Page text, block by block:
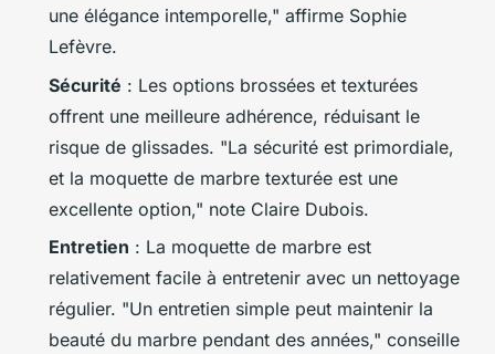
une élégance intemporelle," affirme Sophie
Lefèvre.
Sécurité : Les options brossées et texturées
offrent une meilleure adhérence, réduisant le
risque de glissades. "La sécurité est primordiale,
et la moquette de marbre texturée est une
excellente option," note Claire Dubois.
Entretien : La moquette de marbre est
relativement facile à entretenir avec un nettoyage
régulier. "Un entretien simple peut maintenir la
beauté du marbre pendant des années," conseille